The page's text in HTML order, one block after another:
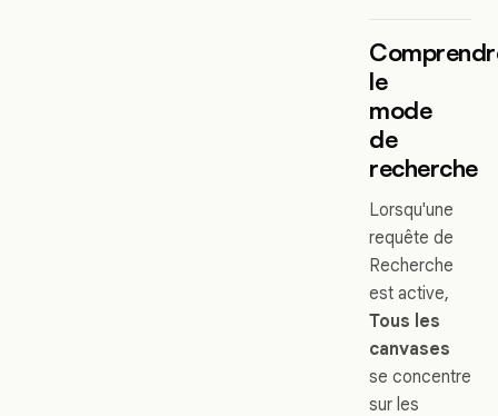
le
mode
de
recherche
Lorsqu'une
requête de
Recherche
est active,
Tous les
canvases
se concentre
sur les